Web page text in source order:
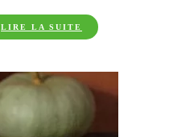
LIRE LA SUITE